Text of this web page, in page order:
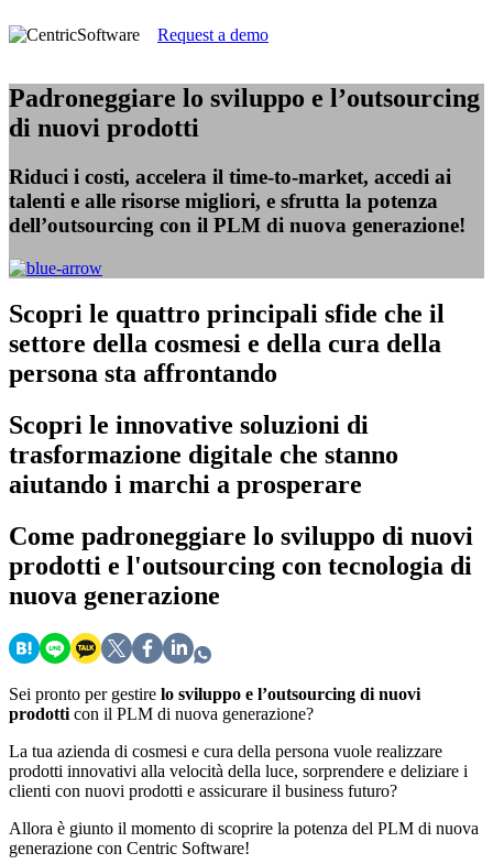
Request a demo
Padroneggiare lo sviluppo e l’outsourcing
di nuovi prodotti
Riduci i costi, accelera il time-to-market, accedi ai
talenti e alle risorse migliori, e sfrutta la potenza
dell’outsourcing con il PLM di nuova generazione!
Scopri le quattro principali sfide che il
settore della cosmesi e della cura della
persona sta affrontando
Scopri le innovative soluzioni di
trasformazione digitale che stanno
aiutando i marchi a prosperare
Come padroneggiare lo sviluppo di nuovi
prodotti e l'outsourcing con tecnologia di
nuova generazione
Sei pronto per gestire lo sviluppo e l’outsourcing di nuovi
prodotti con il PLM di nuova generazione?
La tua azienda di cosmesi e cura della persona vuole realizzare
prodotti innovativi alla velocità della luce, sorprendere e deliziare i
clienti con nuovi prodotti e assicurare il business futuro?
Allora è giunto il momento di scoprire la potenza del PLM di nuova
generazione con Centric Software!